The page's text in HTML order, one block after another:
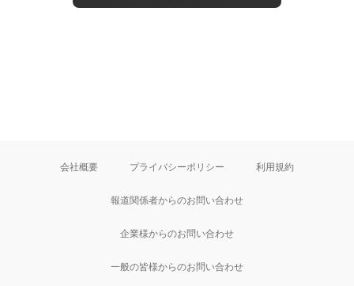
会社概要 プライバシーポリシー 利用規約
報道関係者からのお問い合わせ
企業様からのお問い合わせ
一般の皆様からのお問い合わせ